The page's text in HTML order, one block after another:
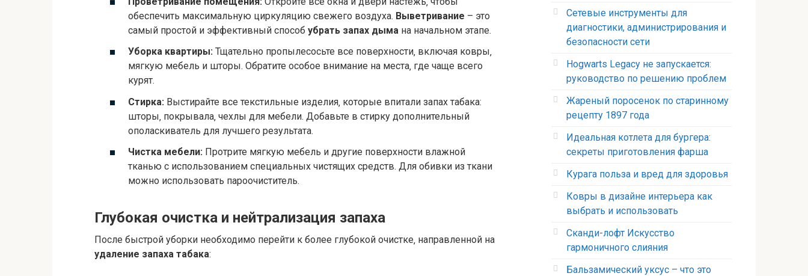
обеспечить максимальную циркуляцию свежего воздуха. Выветривание – это
самый простой и эффективный способ убрать запах дыма на начальном этапе.
Уборка квартиры: Тщательно пропылесосьте все поверхности‚ включая ковры‚
мягкую мебель и шторы. Обратите особое внимание на места‚ где чаще всего
курят.
Стирка: Выстирайте все текстильные изделия‚ которые впитали запах табака:
шторы‚ покрывала‚ чехлы для мебели. Добавьте в стирку дополнительный
ополаскиватель для лучшего результата.
Чистка мебели: Протрите мягкую мебель и другие поверхности влажной
тканью с использованием специальных чистящих средств. Для обивки из ткани
можно использовать пароочиститель.
Глубокая очистка и нейтрализация запаха
После быстрой уборки необходимо перейти к более глубокой очистке‚ направленной на
удаление запаха табака:
Сетевые инструменты для
диагностики, администрирования и
безопасности сети
Hogwarts Legacy не запускается:
руководство по решению проблем
Жареный поросенок по старинному
рецепту 1897 года
Идеальная котлета для бургера:
секреты приготовления фарша
Курага польза и вред для здоровья
Ковры в дизайне интерьера как
выбрать и использовать
Сканди-лофт Искусство
гармоничного слияния
Бальзамический уксус – что это